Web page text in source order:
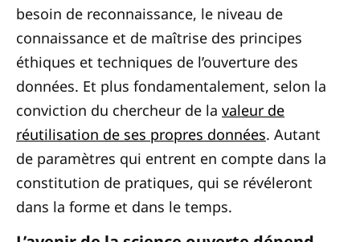
besoin de reconnaissance, le niveau de
connaissance et de maîtrise des principes
éthiques et techniques de l’ouverture des
données. Et plus fondamentalement, selon la
conviction du chercheur de la valeur de
réutilisation de ses propres données. Autant
de paramètres qui entrent en compte dans la
constitution de pratiques, qui se révéleront
dans la forme et dans le temps.